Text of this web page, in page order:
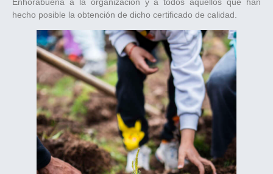
hecho posible la obtención de dicho certificado de calidad.